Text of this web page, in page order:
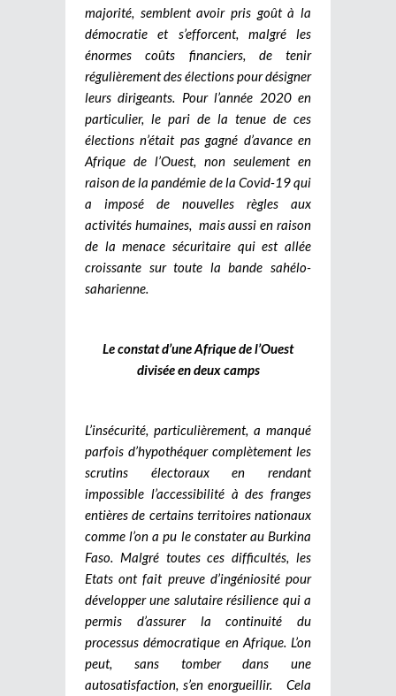
majorité, semblent avoir pris goût à la
démocratie et s’efforcent, malgré les
énormes coûts financiers, de tenir
régulièrement des élections pour désigner
leurs dirigeants. Pour l’année 2020 en
particulier, le pari de la tenue de ces
élections n’était pas gagné d’avance en
Afrique de l’Ouest, non seulement en
raison de la pandémie de la Covid-19 qui
a imposé de nouvelles règles aux
activités humaines, mais aussi en raison
de la menace sécuritaire qui est allée
croissante sur toute la bande sahélo-
saharienne.
Le constat d’une Afrique de l’Ouest
divisée en deux camps
L’insécurité, particulièrement, a manqué
parfois d’hypothéquer complètement les
scrutins électoraux en rendant
impossible l’accessibilité à des franges
entières de certains territoires nationaux
comme l’on a pu le constater au Burkina
Faso. Malgré toutes ces difficultés, les
Etats ont fait preuve d’ingéniosité pour
développer une salutaire résilience qui a
permis d’assurer la continuité du
processus démocratique en Afrique. L’on
peut, sans tomber dans une
autosatisfaction, s’en enorgueillir. Cela